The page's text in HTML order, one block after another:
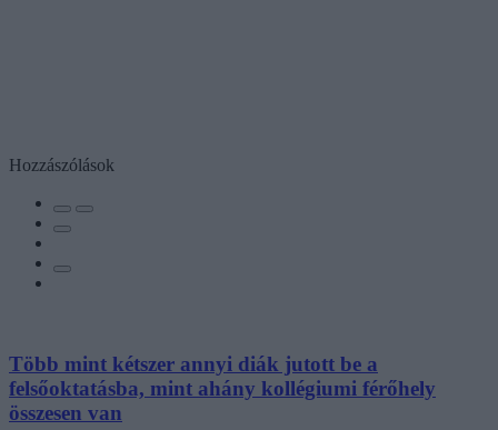
Hozzászólások
Több mint kétszer annyi diák jutott be a
felsőoktatásba, mint ahány kollégiumi férőhely
összesen van